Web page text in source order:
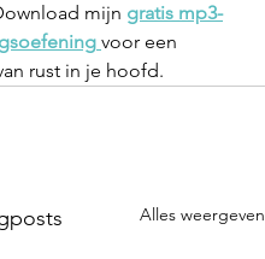
mijn gratis mp3-
voor een
rust in je hoofd.
Alles weergeven